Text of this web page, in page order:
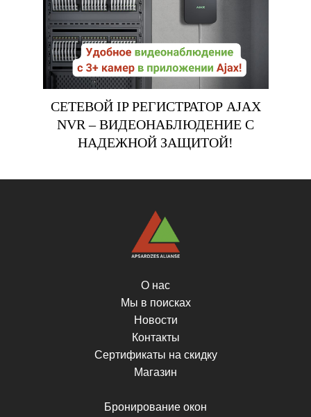
СЕТЕВОЙ IP РЕГИСТРАТОР AJAX
NVR – ВИДЕОНАБЛЮДЕНИЕ С
НАДЕЖНОЙ ЗАЩИТОЙ!
О нас
Мы в поисках
Новости
Контакты
Сертификаты на скидку
Магазин
Бронирование окон